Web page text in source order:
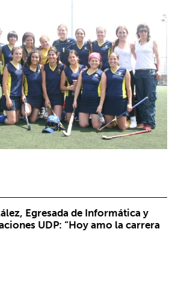
Egresada de Informática y
UDP: “Hoy amo la carrera